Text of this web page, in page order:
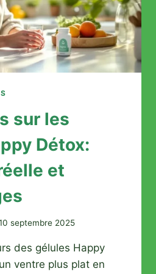
sur les
Détox:
et
septembre 2025
des gélules Happy
ventre plus plat en